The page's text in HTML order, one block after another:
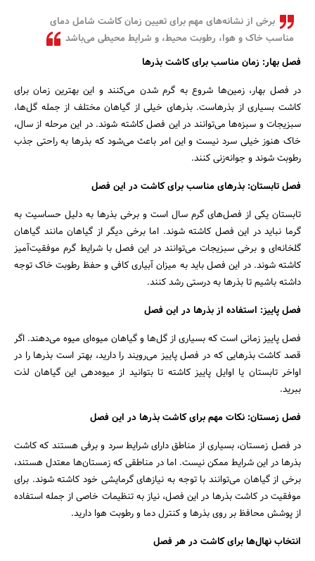
جستجو
برخی از نشانه‌های مهم برای تعیین زمان کاشت شامل دمای
مناسب خاک و هوا، رطوبت محیط، و شرایط محیطی می‌باشد
فصل بهار: زمان مناسب برای کاشت بذرها
در فصل بهار، زمین‌ها شروع به گرم شدن می‌کنند و این بهترین زمان برای
کاشت بسیاری از بذرهاست. بذرهای خیلی از گیاهان مختلف از جمله گل‌ها،
سبزیجات و سبزه‌ها می‌توانند در این فصل کاشته شوند. در این مرحله از سال،
خاک هنوز خیلی سرد نیست و این امر باعث می‌شود که بذرها به راحتی جذب
رطوبت شوند و جوانه‌زنی کنند.
فصل تابستان: بذرهای مناسب برای کاشت در این فصل
تابستان یکی از فصل‌های گرم سال است و برخی بذرها به دلیل حساسیت به
گرما نباید در این فصل کاشته شوند. اما برخی دیگر از گیاهان مانند گیاهان
گلخانه‌ای و برخی سبزیجات می‌توانند در این فصل با شرایط گرم موفقیت‌آمیز
کاشته شوند. در این فصل باید به میزان آبیاری کافی و حفظ رطوبت خاک توجه
داشته باشیم تا بذرها به درستی رشد کنند.
فصل پاییز: استفاده از بذرها در این فصل
فصل پاییز زمانی است که بسیاری از گل‌ها و گیاهان میوه‌ای میوه می‌دهند. اگر
قصد کاشت بذرهایی که در فصل پاییز می‌رویند را دارید، بهتر است بذرها را در
اواخر تابستان یا اوایل پاییز کاشته تا بتوانید از میوه‌دهی این گیاهان لذت
ببرید.
فصل زمستان: نکات مهم برای کاشت بذرها در این فصل
در فصل زمستان، بسیاری از مناطق دارای شرایط سرد و برفی هستند که کاشت
بذرها در این شرایط ممکن نیست. اما در مناطقی که زمستان‌ها معتدل هستند،
برخی از گیاهان می‌توانند با توجه به نیازهای گرمایشی خود کاشته شوند. برای
موفقیت در کاشت بذرها در این فصل، نیاز به تنظیمات خاصی از جمله استفاده
از پوشش محافظ بر روی بذرها و کنترل دما و رطوبت هوا دارید.
انتخاب نهال‌ها برای کاشت در هر فصل